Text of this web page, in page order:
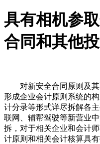
具有相机参
合同和其他
对新安全合同原则及其
形成企业会计原则系统的
计分录等形式详尽拆解各
联网、辅帮驾驶等新营业
拆，对于相关企业和会计
计原则和相关会计核算具